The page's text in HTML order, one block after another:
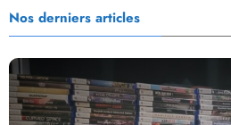
Nos derniers articles